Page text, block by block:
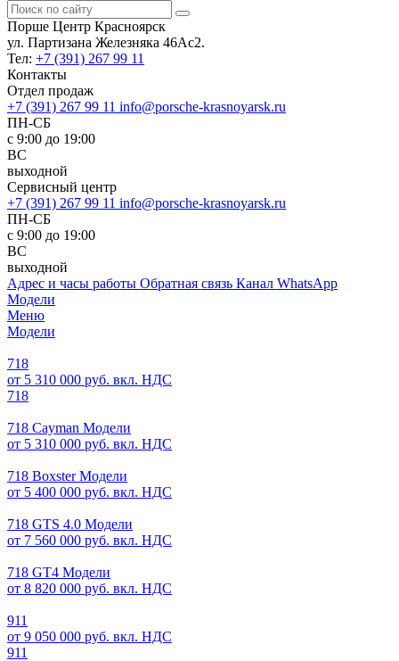
Порше Центр Красноярск
ул. Партизана Железняка 46Ас2.
Тел: +7 (391) 267 99 11
Контакты
Отдел продаж
+7 (391) 267 99 11 info@porsche-krasnoyarsk.ru
ПН-СБ
c 9:00 до 19:00
ВС
выходной
Сервисный центр
+7 (391) 267 99 11 info@porsche-krasnoyarsk.ru
ПН-СБ
с 9:00 до 19:00
ВС
выходной
Адрес и часы работы Обратная связь Канал WhatsApp
Модели
Меню
Модели
718
от 5 310 000 руб. вкл. НДС
718
718 Cayman Модели
от 5 310 000 руб. вкл. НДС
718 Boxster Модели
от 5 400 000 руб. вкл. НДС
718 GTS 4.0 Модели
от 7 560 000 руб. вкл. НДС
718 GT4 Модели
от 8 820 000 руб. вкл. НДС
911
от 9 050 000 руб. вкл. НДС
911